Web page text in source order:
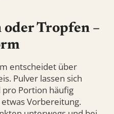
oder Tropfen –
entscheidet über
Pulver lassen sich
Portion häufig
Vorbereitung.